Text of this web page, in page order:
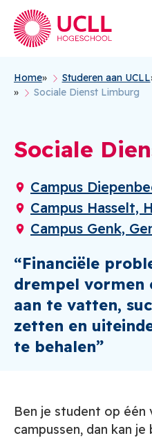
Kruimelpad
Home Studeren aan UCLL
Sociale Dienst Limburg
Sociale
Campus
Campus Hasselt,
Campus Genk,
“Financiële
drempel vormen
aan te vatten,
zetten en
te behalen”
Ben je student op één
campussen, dan kan